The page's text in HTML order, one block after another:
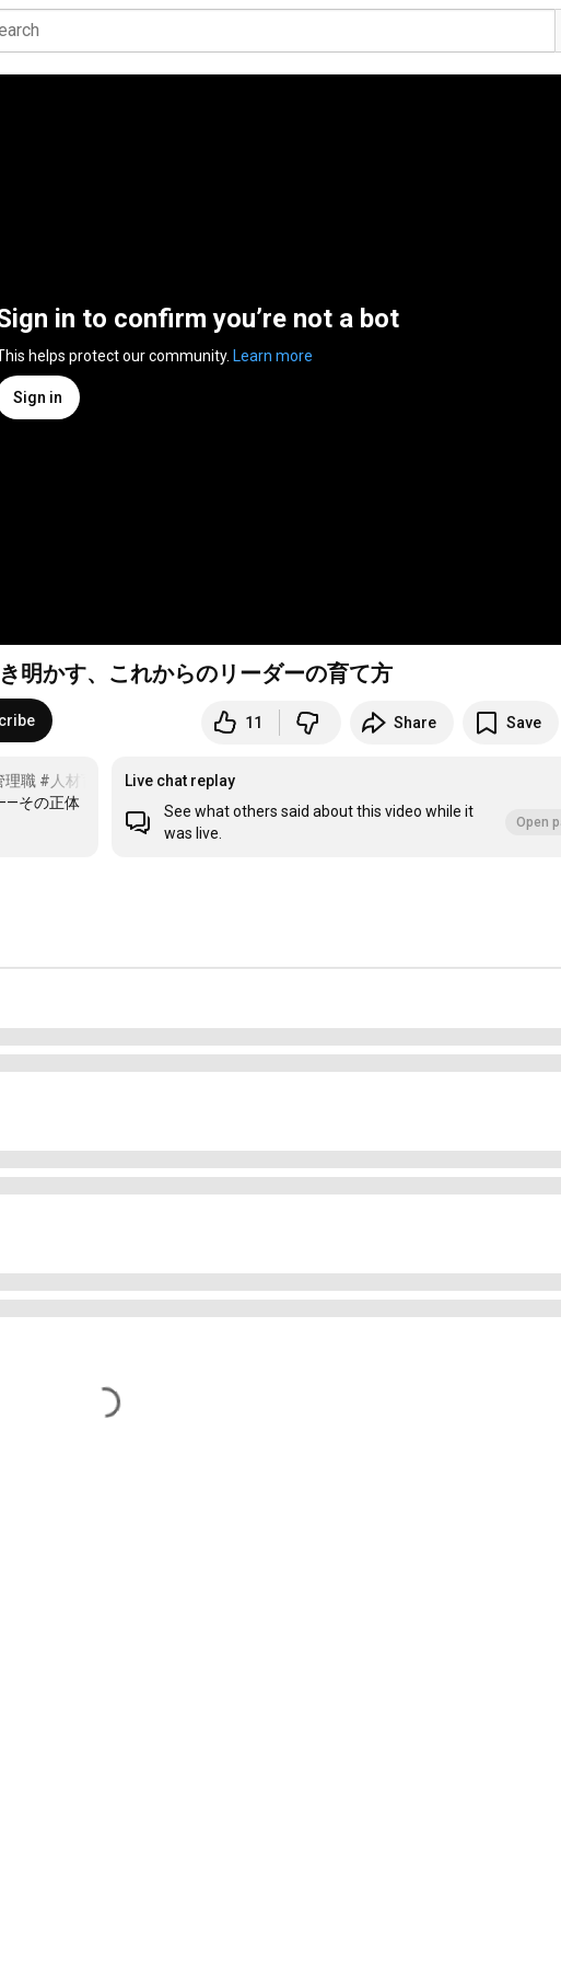
in to confirm you’re not a bot
helps protect our community. Learn more
Sign in
明かす、これからのリーダーの育て方
11 Share Save
理職 #人材育成
その正体
Live chat replay
See what others said about this video while it
was live.
Open